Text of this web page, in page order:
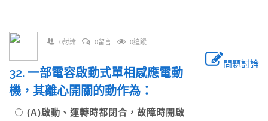
0討論 0留言 0追蹤
問題討論
32. 一部電容啟動式單相感應電動
機，其離心開關的動作為：
(A)啟動、運轉時都閉合，故障時開啟